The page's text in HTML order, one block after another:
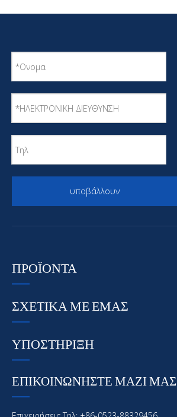
υποβάλλουν
ΠΡΟΪΟΝΤΑ
ΣΧΕΤΙΚΑ ΜΕ ΕΜΑΣ
ΥΠΟΣΤΗΡΙΞΗ
ΕΠΙΚΟΙΝΩΝΗΣΤΕ ΜΑΖΙ ΜΑΣ